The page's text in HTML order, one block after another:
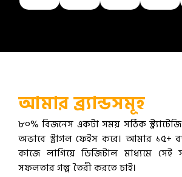
আমার ব্র্যান্ডসমূহ
৮০% বিজনেস একটা সময় সঠিক
অভাবে স্ট্রাগল ফেইস করে। আমার ১৫+
কাজে লাগিয়ে ডিজিটাল মাধ্যমে সেই
সফলতার গল্প তৈরী করতে চাই।